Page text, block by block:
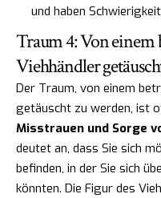
und haben
Traum 4: Von einem
Viehhändler
Der Traum, von einem
getäuscht zu werden, ist
Misstrauen und Sorge
deutet an, dass Sie sich
befinden, in der Sie sich
könnten. Die Figur des